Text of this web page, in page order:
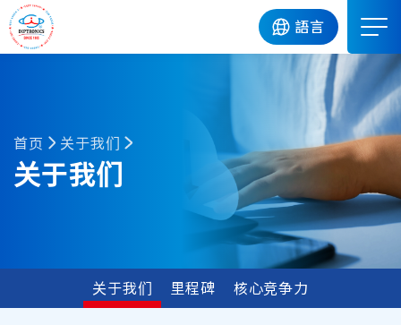
語言
首页 关于我们
关于我们
关于我们 里程碑 核心竞争力